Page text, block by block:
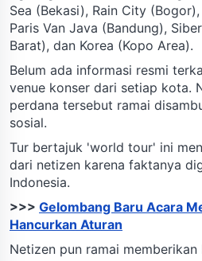
Sea (Bekasi), Rain City
Paris Van Java (Bandung),
Barat), dan Korea (Kopo Area).
Belum ada informasi resmi
venue konser dari setiap kota.
perdana tersebut ramai
sosial.
Tur bertajuk 'world tour' ini
dari netizen karena faktanya
Indonesia.
>>> Gelombang Baru Acara
Hancurkan Aturan
Netizen pun ramai